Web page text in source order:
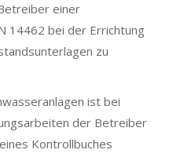
einer
14462 bei der Errichtung
zu
ist bei
der Betreiber
Kontrollbuches